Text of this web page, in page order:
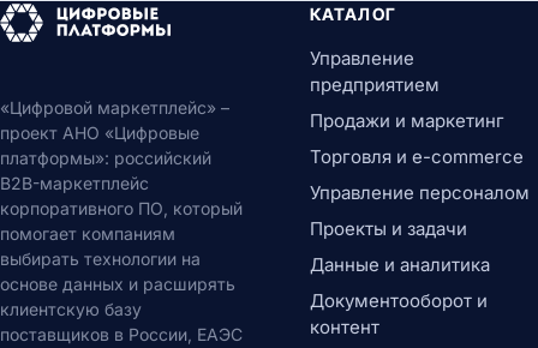
«Цифровой маркетплейс» –
проект АНО «Цифровые
платформы»: российский
B2B-маркетплейс
корпоративного ПО, который
помогает компаниям
выбирать технологии на
основе данных и расширять
клиентскую базу
поставщиков в России, ЕАЭС
КАТАЛОГ
Управление
предприятием
Продажи и маркетинг
Торговля и e-commerce
Управление персоналом
Проекты и задачи
Данные и аналитика
Документооборот и
контент